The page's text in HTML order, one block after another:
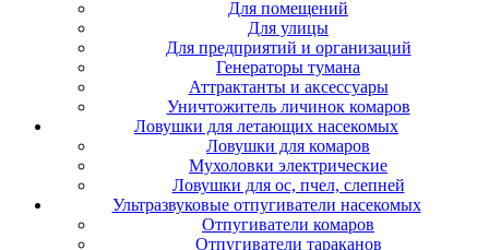
Для помещений
Для улицы
Для предприятий и организаций
Генераторы тумана
Аттрактанты и аксессуары
Уничтожитель личинок комаров
Ловушки для летающих насекомых
Ловушки для комаров
Мухоловки электрические
Ловушки для ос, пчел, слепней
Ультразвуковые отпугиватели насекомых
Отпугиватели комаров
Отпугиватели тараканов